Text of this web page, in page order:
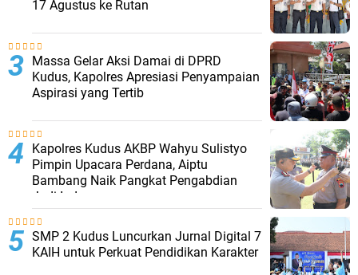
17 Agustus ke Rutan
Massa Gelar Aksi Damai di DPRD
Kudus, Kapolres Apresiasi Penyampaian
Aspirasi yang Tertib
Kapolres Kudus AKBP Wahyu Sulistyo
Pimpin Upacara Perdana, Aiptu
Bambang Naik Pangkat Pengabdian
Jadi Ipda
SMP 2 Kudus Luncurkan Jurnal Digital 7
KAIH untuk Perkuat Pendidikan Karakter